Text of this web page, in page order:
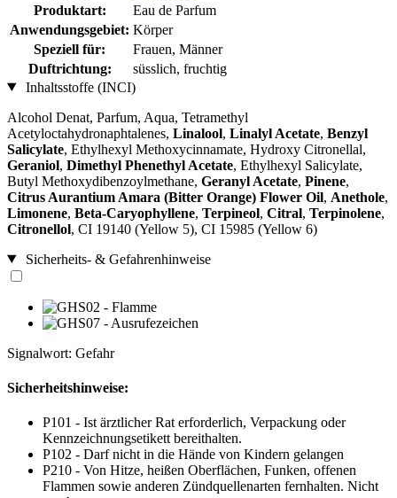
Produktart:
Eau de Parfum
Anwendungsgebiet: Körper
Speziell für:
Frauen, Männer
Duftrichtung:
süsslich, fruchtig
Inhaltsstoffe (INCI)
Alcohol Denat, Parfum, Aqua, Tetramethyl
Acetyloctahydronaphtalenes, Linalool, Linalyl Acetate, Benzyl
Salicylate, Ethylhexyl Methoxycinnamate, Hydroxy Citronellal,
Geraniol, Dimethyl Phenethyl Acetate, Ethylhexyl Salicylate,
Butyl Methoxydibenzoylmethane, Geranyl Acetate, Pinene,
Citrus Aurantium Amara (Bitter Orange) Flower Oil, Anethole,
Limonene, Beta-Caryophyllene, Terpineol, Citral, Terpinolene,
Citronellol, CI 19140 (Yellow 5), CI 15985 (Yellow 6)
Sicherheits- & Gefahrenhinweise
Signalwort: Gefahr
Sicherheitshinweise:
P101 - Ist ärztlicher Rat erforderlich, Verpackung oder
Kennzeichnungsetikett bereithalten.
P102 - Darf nicht in die Hände von Kindern gelangen
P210 - Von Hitze, heißen Oberflächen, Funken, offenen
Flammen sowie anderen Zündquellenarten fernhalten. Nicht